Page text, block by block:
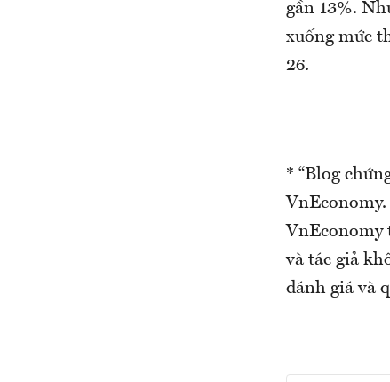
gần 13%.
xuống mức
26.
* “Blog
VnEconomy
và tác giả
đánh giá và